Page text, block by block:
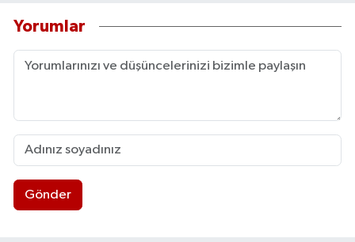
Yorumlar
Gönder